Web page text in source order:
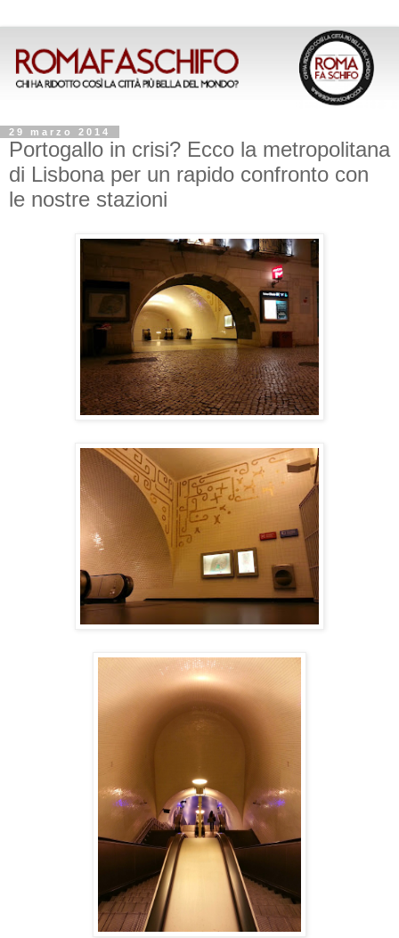
29 marzo 2014
Portogallo in crisi? Ecco la metropolitana
di Lisbona per un rapido confronto con
le nostre stazioni